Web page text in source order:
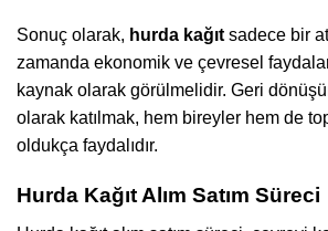
Sonuç olarak, hurda kağıt sadece bir
zamanda ekonomik ve çevresel
kaynak olarak görülmelidir. Geri
olarak katılmak, hem bireyler hem de
oldukça faydalıdır.
Hurda Kağıt Alım Satım Süreci